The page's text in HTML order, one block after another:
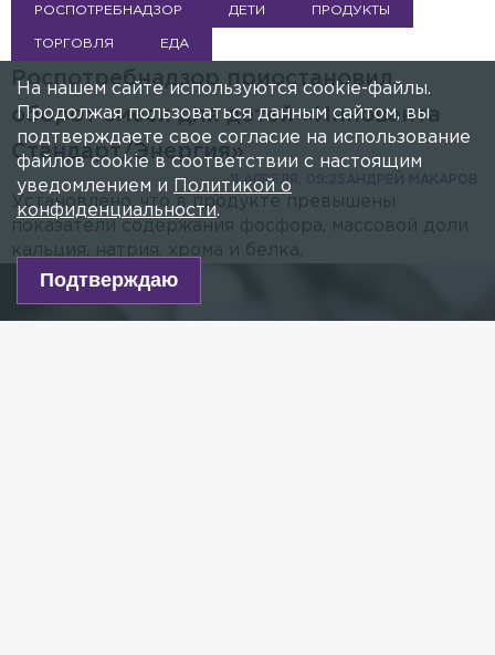
РОСПОТРЕБНАДЗОР ДЕТИ ПРОДУКТЫ
ТОРГОВЛЯ ЕДА
Роспотребнадзор приостановил
оборот смеси для детей «Иннованта
Стандарт/Энергия»
11 АПРЕЛЯ, 09:25
Установлено, что в продукте превышены
показатели содержания фосфора, массовой доли
кальция, натрия, хрома и белка.
На нашем сайте используются cookie-файлы.
Продолжая пользоваться данным сайтом, вы
подтверждаете свое согласие на использование
файлов cookie в соответствии с настоящим
уведомлением и
Политикой о
конфиденциальности.
Подтверждаю